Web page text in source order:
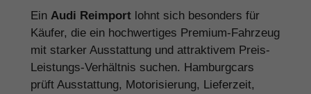
Ein Audi Reimport lohnt sich besonders für
Käufer, die ein hochwertiges Premium-Fahrzeug
mit starker Ausstattung und attraktivem Preis-
Leistungs-Verhältnis suchen. Hamburgcars
prüft Ausstattung, Motorisierung, Lieferzeit,